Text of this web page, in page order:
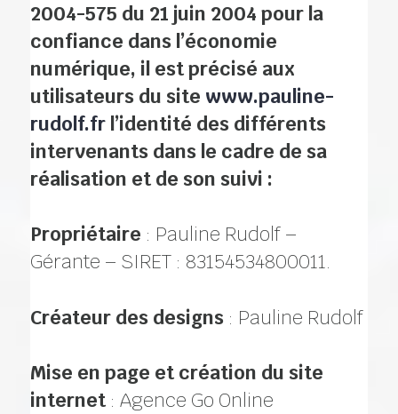
2004-575 du 21 juin 2004 pour la
confiance dans l’économie
numérique, il est précisé aux
utilisateurs du site www.pauline-
rudolf.fr l’identité des différents
intervenants dans le cadre de sa
réalisation et de son suivi :
Propriétaire : Pauline Rudolf –
Gérante – SIRET : 83154534800011.
Créateur des designs : Pauline Rudolf
Mise en page et création du site
internet : Agence Go Online